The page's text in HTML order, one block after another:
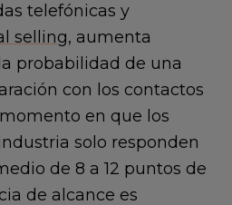
telefónicas y
selling, aumenta
probabilidad de una
con los contactos
en que los
solo responden
de 8 a 12 puntos de
de alcance es